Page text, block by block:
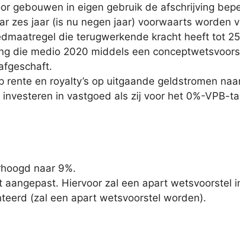
gebouwen in eigen gebruik de afschrijving
zes jaar (is nu negen jaar) voorwaarts worden
die terugwerkende kracht heeft tot
die medio 2020 middels een
en royalty’s op uitgaande geldstromen
in vastgoed als zij voor het 0%-VPB-
naar 9%.
Hiervoor zal een apart wetsvoorstel
(zal een apart wetsvoorstel worden).